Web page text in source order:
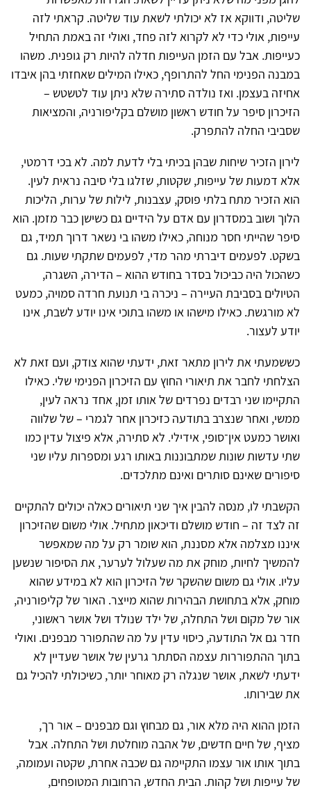
שליטה, ודווקא אז לא יכולתי לשאת עוד שליטה. קראתי לזה
עייפות, אולי כדי לא לקרוא לזה פחד, ואולי זה באמת התחיל
כעייפות. אבל עם הזמן העייפות חדלה להיות רק גופנית. משהו
במבנה הפנימי החל להתרופף, כאילו המילים שאחזתי בהן איבדו
אחיזה בעצמן. ואז נולדה סתירה שלא ניתן עוד לטשטש –
הזיכרון סיפר על חודש ראשון מושלם בקליפורניה, והמציאות
שסביבי החלה להתפרק.
לירון הזכיר שיחות שבהן בכיתי בלי לדעת למה. לא בכי דרמטי,
אלא דמעות של עייפות, שקטות, שזלגו בלי סיבה נראית לעין.
הוא הזכיר מתח בלתי פוסק, עצבנות, לילות של ערות, הליכות
הלוך ושוב במסדרון עם אדם על הידיים גם כשישן כבר מזמן. הוא
סיפר שהייתי חסר מנוחה, כאילו משהו בי נשאר דרוך תמיד, גם
בשקט. לפעמים דיברתי מהר מדי, לפעמים שתקתי שעות. גם
כשהכול היה כביכול בסדר בחודש ההוא – הדירה, השגרה,
הטיולים בסביבת העיירה – ניכרה בי תנועת חרדה סמויה, כמעט
לא מורגשת. כאילו מישהו או משהו בתוכי אינו יודע לשבת, אינו
יודע לעצור.
כששמעתי את לירון מתאר זאת, ידעתי שהוא צודק, ועם זאת לא
הצלחתי לחבר את תיאורי החוץ עם הזיכרון הפנימי שלי. כאילו
התקיימו שני רבדים נפרדים של אותו זמן, אחד נראה לעין,
ממשי, ואחר שנצרב בתודעה כזיכרון אחר לגמרי – של שלווה
ואושר כמעט אין־סופי, אידילי. לא סתירה, אלא פיצול עדין כמו
שתי עדשות שונות שמתבוננות באותו רגע ומספרות עליו שני
סיפורים שאינם סותרים ואינם מתלכדים.
הקשבתי לו, מנסה להבין איך שני תיאורים כאלה יכולים להתקיים
זה לצד זה – חודש מושלם ודיכאון מתחיל. אולי משום שהזיכרון
איננו מצלמה אלא מסננת, הוא שומר רק על מה שמאפשר
להמשיך לחיות, מוחק את מה שעלול לערער, את הסיפור שנשען
עליו. אולי גם משום שהשקר של הזיכרון הוא לא במידע שהוא
מוחק, אלא בתחושת הבהירות שהוא מייצר. האור של קליפורניה,
אור של מקום ושל התחלה, של ילד שנולד ושל אושר ראשוני,
חדר גם אל התודעה, כיסוי עדין על מה שהתפורר מבפנים. ואולי
בתוך ההתפוררות עצמה הסתתר גרעין של אושר שעדיין לא
ידעתי לשאת, אושר שנגלה רק מאוחר יותר, כשיכולתי להכיל גם
את שבירותו.
הזמן ההוא היה מלא אור, גם מבחוץ וגם מבפנים – אור רך,
מציף, של חיים חדשים, של אהבה מוחלטת ושל התחלה. אבל
בתוך אותו אור עצמו התקיימה גם שכבה אחרת, שקטה ועמומה,
של עייפות ושל קהות. הבית החדש, הרחובות המטופחים,